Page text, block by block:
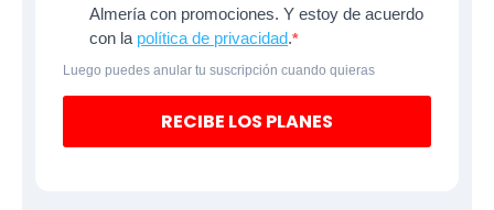
Almería con promociones. Y estoy de acuerdo
con la política de privacidad.
Luego puedes anular tu suscripción cuando quieras
RECIBE LOS PLANES